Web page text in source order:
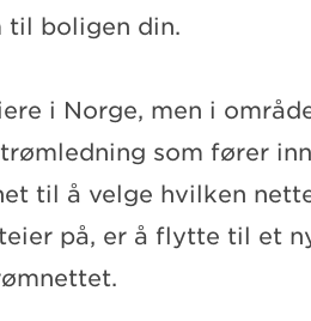
til boligen din.
i Norge, men i
som fører
til å velge hvilken
på, er å flytte til et